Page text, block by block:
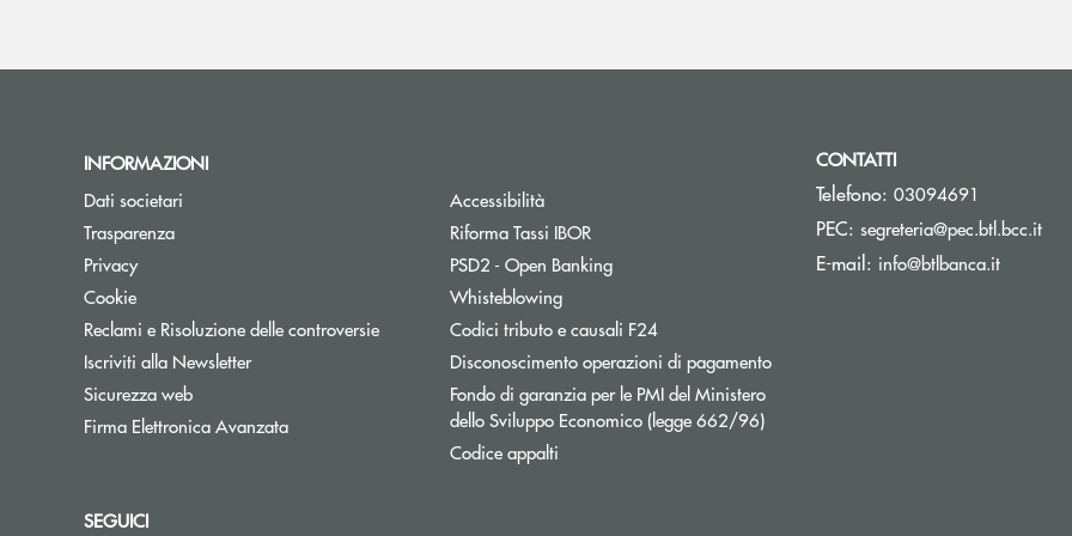
INFORMAZIONI
Dati societari
Trasparenza
Privacy
Cookie
Reclami e Risoluzione delle controversie
Iscriviti alla NewsletterApre una nuova finestra
Sicurezza web
Firma Elettronica Avanzata
Accessibilità
Riforma Tassi IBOR
PSD2 - Open Banking
Whisteblowing
Codici tributo e causali F24
Disconoscimento operazioni di pagamento
Fondo di garanzia per le PMI del Ministero
dello Sviluppo Economico (legge 662/96)
Codice appalti
CONTATTI
Telefono: 03094691
PEC: segreteria@pec.btl.bcc.it(si
E-mail: info@btlbanca.it(si apre
SEGUICI